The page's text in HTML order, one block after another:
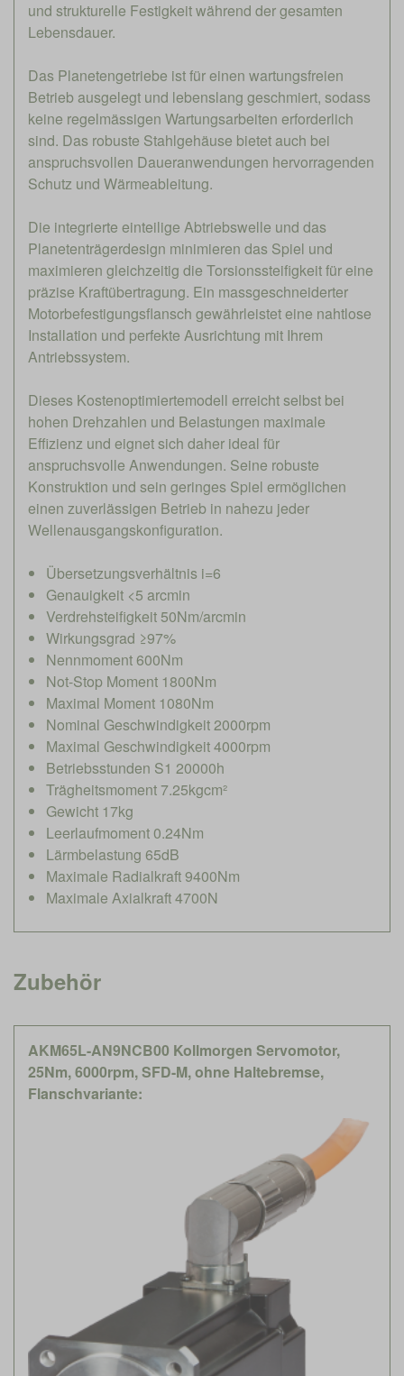
und strukturelle Festigkeit während der gesamten
Lebensdauer.
Das Planetengetriebe ist für einen wartungsfreien
Betrieb ausgelegt und lebenslang geschmiert, sodass
keine regelmässigen Wartungsarbeiten erforderlich
sind. Das robuste Stahlgehäuse bietet auch bei
anspruchsvollen Daueranwendungen hervorragenden
Schutz und Wärmeableitung.
Die integrierte einteilige Abtriebswelle und das
Planetenträgerdesign minimieren das Spiel und
maximieren gleichzeitig die Torsionssteifigkeit für eine
präzise Kraftübertragung. Ein massgeschneiderter
Motorbefestigungsflansch gewährleistet eine nahtlose
Installation und perfekte Ausrichtung mit Ihrem
Antriebssystem.
Dieses Kostenoptimiertemodell erreicht selbst bei
hohen Drehzahlen und Belastungen maximale
Effizienz und eignet sich daher ideal für
anspruchsvolle Anwendungen. Seine robuste
Konstruktion und sein geringes Spiel ermöglichen
einen zuverlässigen Betrieb in nahezu jeder
Wellenausgangskonfiguration.
Übersetzungsverhältnis i=6
Genauigkeit <5 arcmin
Verdrehsteifigkeit 50Nm/arcmin
Wirkungsgrad ≥97%
Nennmoment 600Nm
Not-Stop Moment 1800Nm
Maximal Moment 1080Nm
Nominal Geschwindigkeit 2000rpm
Maximal Geschwindigkeit 4000rpm
Betriebsstunden S1 20000h
Trägheitsmoment 7.25kgcm²
Gewicht 17kg
Leerlaufmoment 0.24Nm
Lärmbelastung 65dB
Maximale Radialkraft 9400Nm
Maximale Axialkraft 4700N
Zubehör
AKM65L-AN9NCB00 Kollmorgen Servomotor,
25Nm, 6000rpm, SFD-M, ohne Haltebremse,
Flanschvariante: